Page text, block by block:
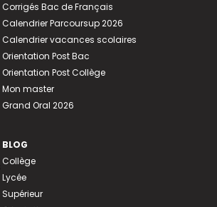
Corrigés Bac de Français
Calendrier Parcoursup 2026
Calendrier vacances scolaires
Orientation Post Bac
Orientation Post Collège
Mon master
Grand Oral 2026
BLOG
Collège
Lycée
Supérieur